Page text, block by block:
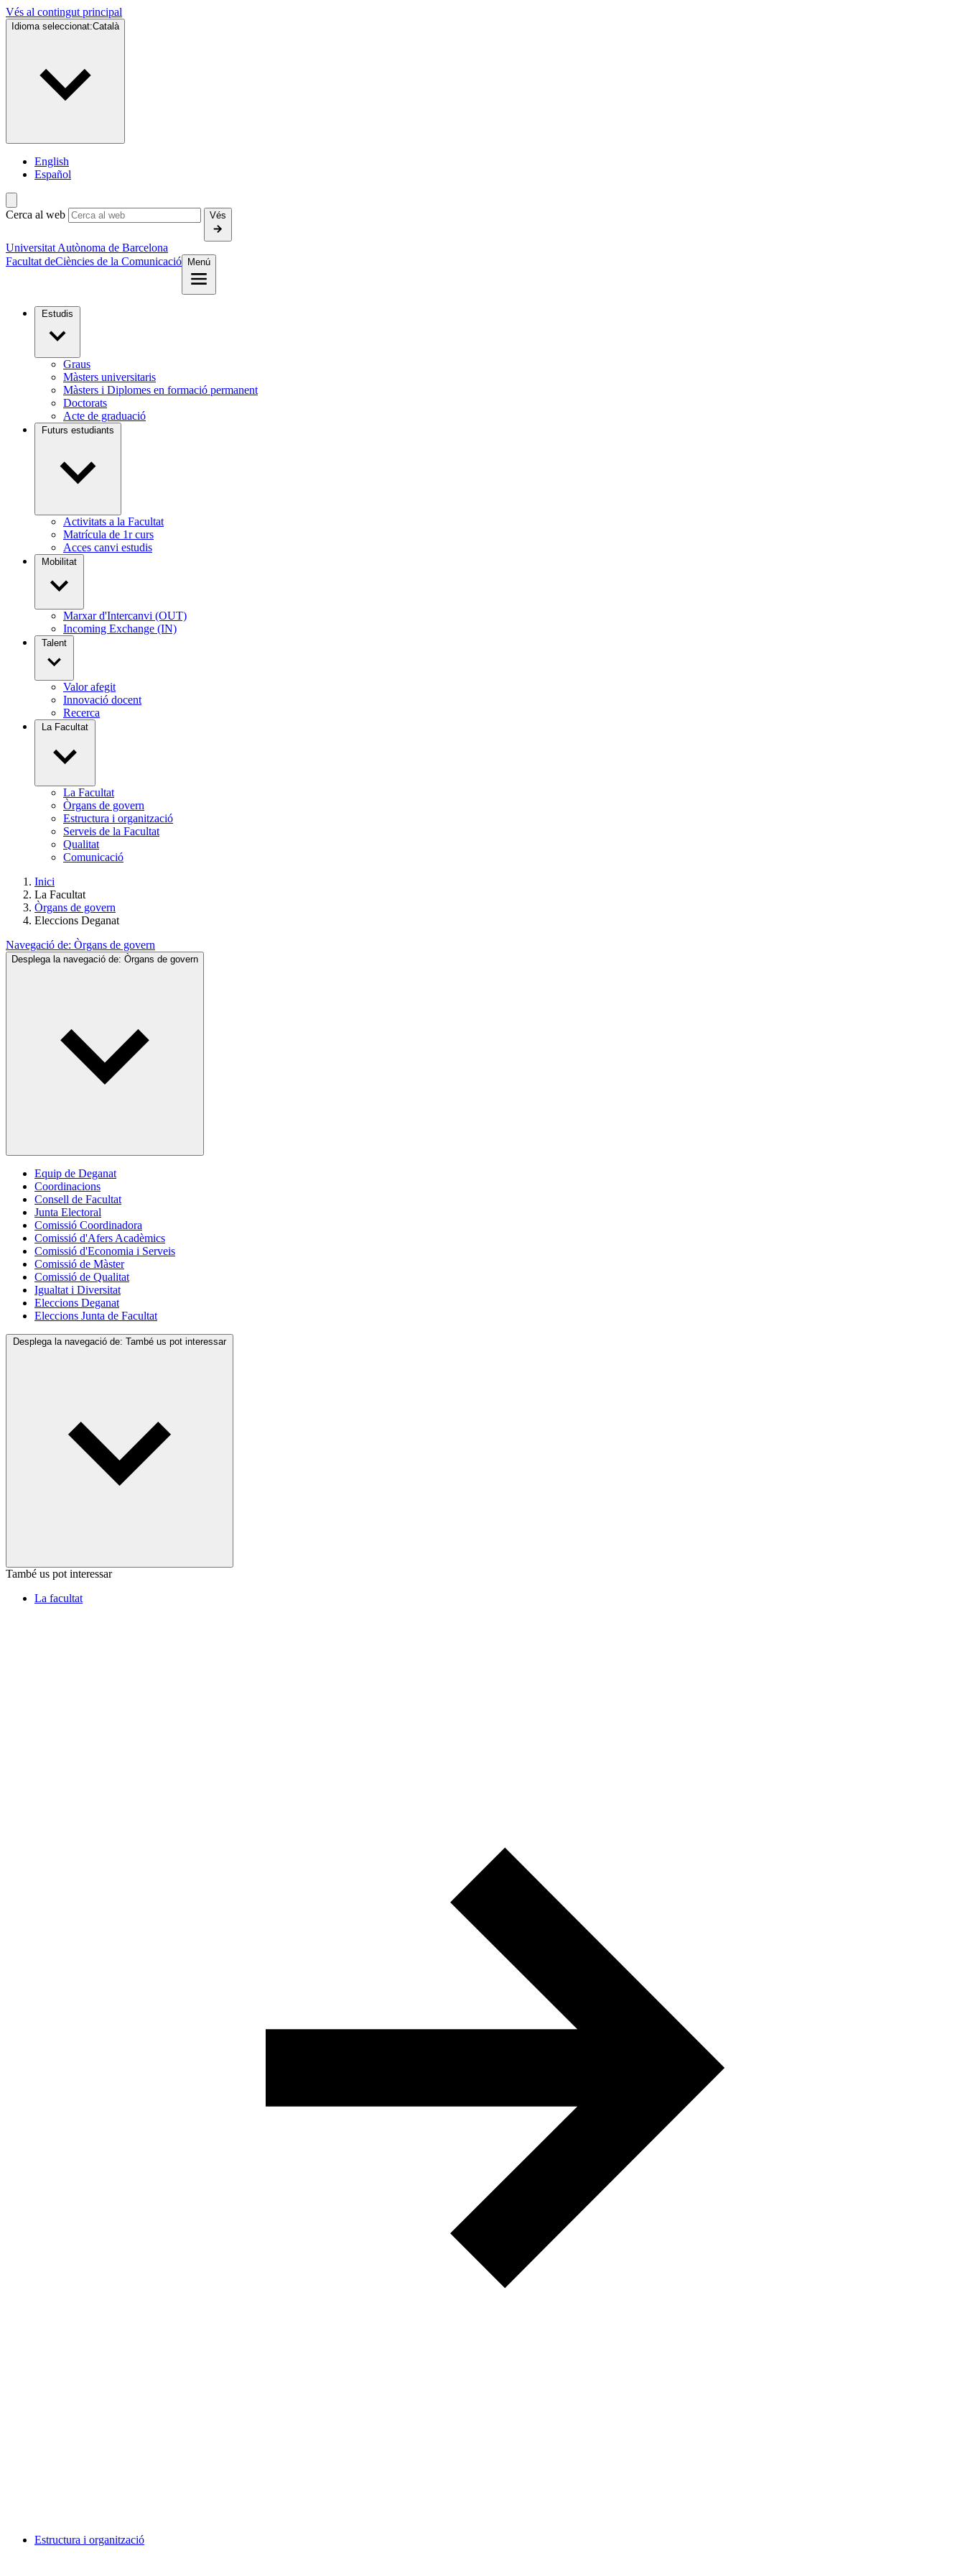
Vés al contingut principal
Idioma seleccionat:Català
English
Español
Cerca al web Vés
Universitat Autònoma de Barcelona
Facultat deCiències de la Comunicació Menú
Estudis
Graus
Màsters universitaris
Màsters i Diplomes en formació permanent
Doctorats
Acte de graduació
Futurs estudiants
Activitats a la Facultat
Matrícula de 1r curs
Acces canvi estudis
Mobilitat
Marxar d'Intercanvi (OUT)
Incoming Exchange (IN)
Talent
Valor afegit
Innovació docent
Recerca
La Facultat
La Facultat
Òrgans de govern
Estructura i organització
Serveis de la Facultat
Qualitat
Comunicació
Inici
La Facultat
Òrgans de govern
Eleccions Deganat
Navegació de: Òrgans de govern
Desplega la navegació de: Òrgans de govern
Equip de Deganat
Coordinacions
Consell de Facultat
Junta Electoral
Comissió Coordinadora
Comissió d'Afers Acadèmics
Comissió d'Economia i Serveis
Comissió de Màster
Comissió de Qualitat
Igualtat i Diversitat
Eleccions Deganat
Eleccions Junta de Facultat
Desplega la navegació de: També us pot interessar
També us pot interessar
La facultat
Estructura i organització